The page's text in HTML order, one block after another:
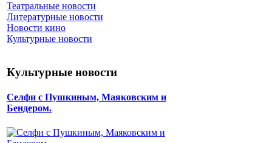
Театральные новости
Литературные новости
Новости кино
Культурные новости
Культурные новости
Селфи с Пушкиным, Маяковским и
Бендером.